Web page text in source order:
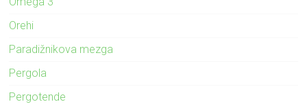
Orehi
Paradižnikova mezga
Pergola
Pergotende